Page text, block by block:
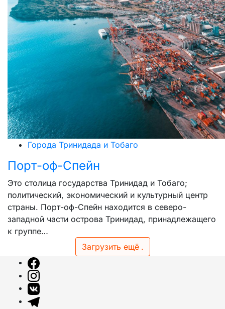
Города Тринидада и Тобаго
Порт-оф-Спейн
Это столица государства Тринидад и Тобаго;
политический, экономический и культурный центр
страны. Порт-оф-Спейн находится в северо-
западной части острова Тринидад, принадлежащего
к группе…
Загрузить ещё .